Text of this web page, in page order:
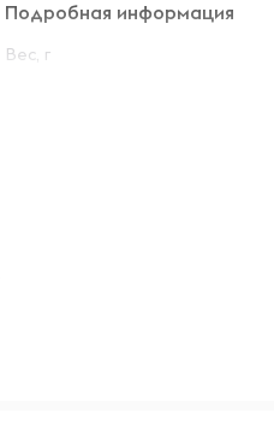
Подробная информация
Вес, г